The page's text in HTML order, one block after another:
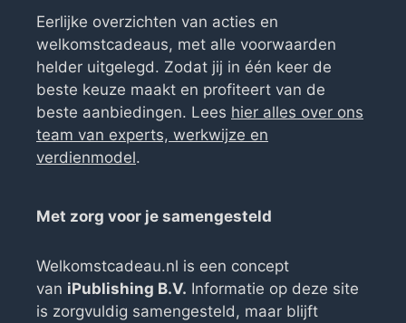
Eerlijke overzichten van acties en
welkomstcadeaus, met alle voorwaarden
helder uitgelegd. Zodat jij in één keer de
beste keuze maakt en profiteert van de
beste aanbiedingen. Lees hier alles over ons
team van experts, werkwijze en
verdienmodel.
Met zorg voor je samengesteld
Welkomstcadeau.nl is een concept
van iPublishing B.V. Informatie op deze site
is zorgvuldig samengesteld, maar blijft